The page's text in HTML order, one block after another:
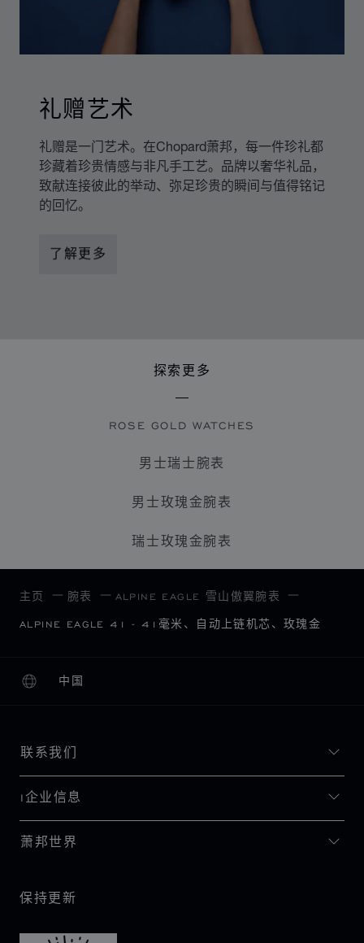
礼赠艺术
礼赠是一门艺术。在Chopard萧邦，每一件珍礼都
珍藏着珍贵情感与非凡手工艺。品牌以奢华礼品，
致献连接彼此的举动、弥足珍贵的瞬间与值得铭记
的回忆。
了解更多
探索更多
ROSE GOLD WATCHES
男士瑞士腕表
男士玫瑰金腕表
瑞士玫瑰金腕表
主页 腕表 ALPINE EAGLE 雪山傲翼腕表
ALPINE EAGLE 41 - 41毫米、自动上链机芯、玫瑰金
中国
本地化（更改国家/地区）
更改国家/地区
联系我们
I企业信息
萧邦世界
保持更新